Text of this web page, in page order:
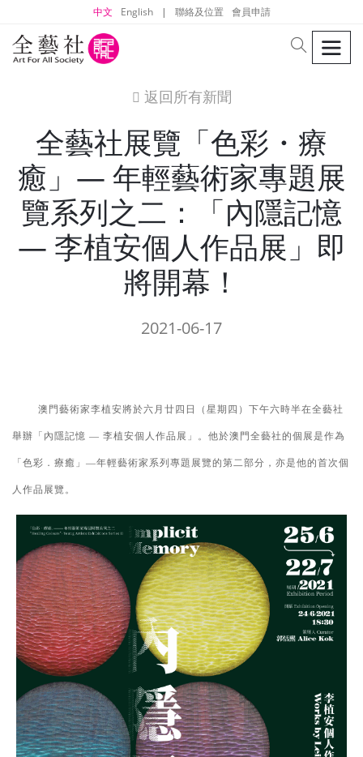
中文 English | 聯絡及位置 會員申請
search
icon
返回所有新聞
全藝社展覽「色彩・療
癒」— 年輕藝術家專題展
覽系列之二：「內隱記憶
— 李植安個人作品展」即
將開幕！
2021-06-17
澳門藝術家李植安將於六月廿四日（星期四）下午六時半在全藝社
舉辦「內隱記憶 — 李植安個人作品展」。他於澳門全藝社的個展是作為
「色彩．療癒」—年輕藝術家系列專題展覽的第二部分，亦是他的首次個
人作品展覽。